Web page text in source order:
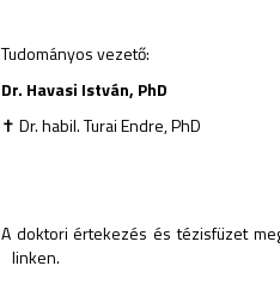
Tudományos vezető:
Dr. Havasi István,
✝ Dr. habil. Turai Endre, PhD
A doktori értekezés és tézisfüzet
linken.